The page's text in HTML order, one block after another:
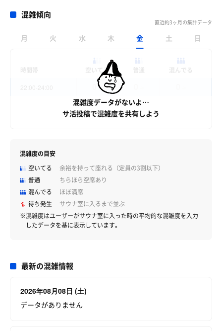
混雑傾向
直近約3ヶ月の集計データ
月 火 水 木 金 土 日
混雑度データがないよ…
サ活投稿で混雑度を共有しよう
空いてる
件
混雑度の目安
空いてる
余裕を持って座れる（定員の3割以下）
普通
ちらほら空席あり
混んでる
ほぼ満席
待ち発生
サウナ室に入るまで並ぶ
※混雑度はユーザーがサウナ室に入った時の平均的な混雑度を入力
したデータを基に表示しています。
最新の混雑情報
2026年08月08日 (土)
データがありません